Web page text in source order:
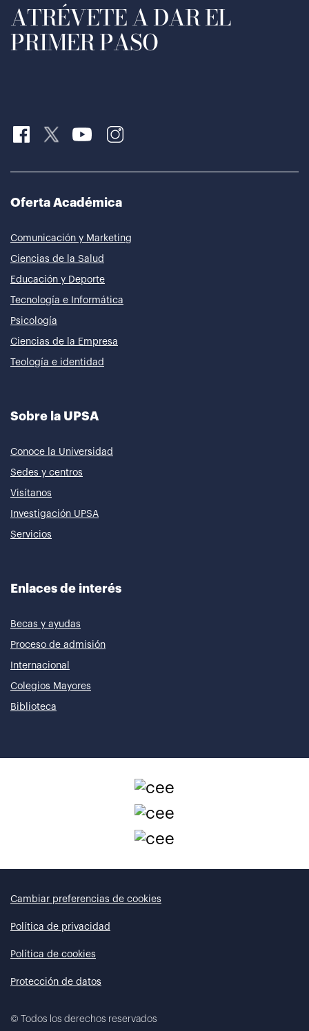
ATRÉVETE A DAR EL
PRIMER PASO
Oferta Académica
Comunicación y Marketing
Ciencias de la Salud
Educación y Deporte
Tecnología e Informática
Psicología
Ciencias de la Empresa
Teología e identidad
Sobre la UPSA
Conoce la Universidad
Sedes y centros
Visítanos
Investigación UPSA
Servicios
Enlaces de interés
Becas y ayudas
Proceso de admisión
Internacional
Colegios Mayores
Biblioteca
Cambiar preferencias de cookies
Política de privacidad
Política de cookies
Protección de datos
© Todos los derechos reservados